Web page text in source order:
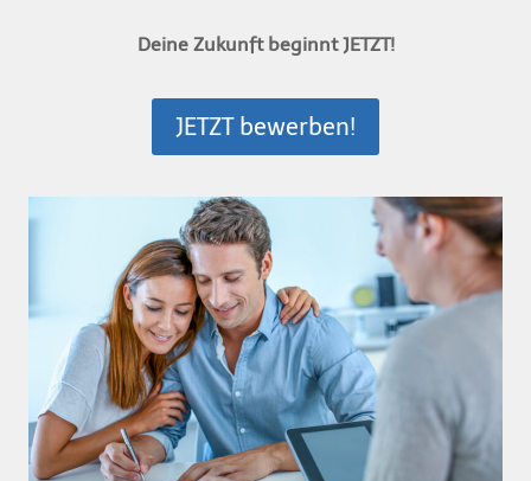
Deine Zukunft beginnt JETZT!
JETZT bewerben!